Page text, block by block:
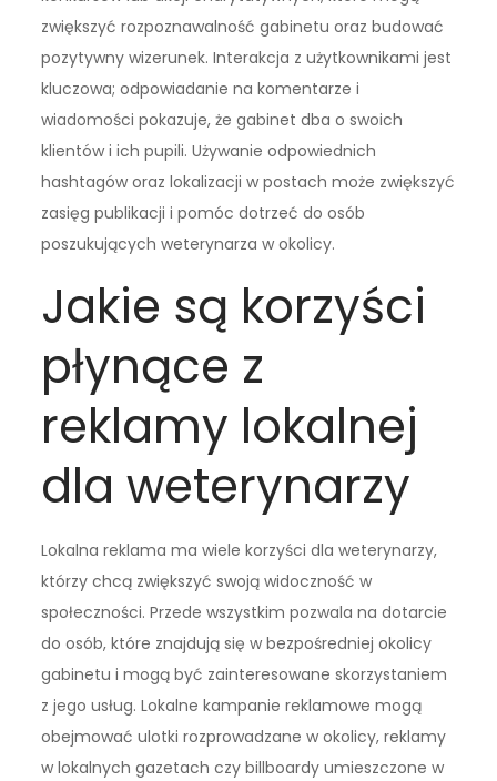
zwiększyć rozpoznawalność gabinetu oraz budować
pozytywny wizerunek. Interakcja z użytkownikami jest
kluczowa; odpowiadanie na komentarze i
wiadomości pokazuje, że gabinet dba o swoich
klientów i ich pupili. Używanie odpowiednich
hashtagów oraz lokalizacji w postach może zwiększyć
zasięg publikacji i pomóc dotrzeć do osób
poszukujących weterynarza w okolicy.
Jakie są korzyści
płynące z
reklamy lokalnej
dla weterynarzy
Lokalna reklama ma wiele korzyści dla weterynarzy,
którzy chcą zwiększyć swoją widoczność w
społeczności. Przede wszystkim pozwala na dotarcie
do osób, które znajdują się w bezpośredniej okolicy
gabinetu i mogą być zainteresowane skorzystaniem
z jego usług. Lokalne kampanie reklamowe mogą
obejmować ulotki rozprowadzane w okolicy, reklamy
w lokalnych gazetach czy billboardy umieszczone w